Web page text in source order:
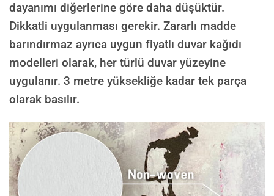
dayanımı diğerlerine göre daha düşüktür.
Dikkatli uygulanması gerekir. Zararlı madde
barındırmaz ayrıca uygun fiyatlı duvar kağıdı
modelleri olarak, her türlü duvar yüzeyine
uygulanır. 3 metre yüksekliğe kadar tek parça
olarak basılır.